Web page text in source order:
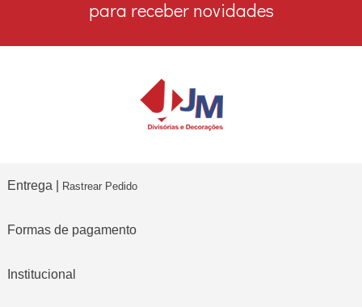
para receber novidades
Entrega | Rastrear Pedido
Formas de pagamento
Institucional